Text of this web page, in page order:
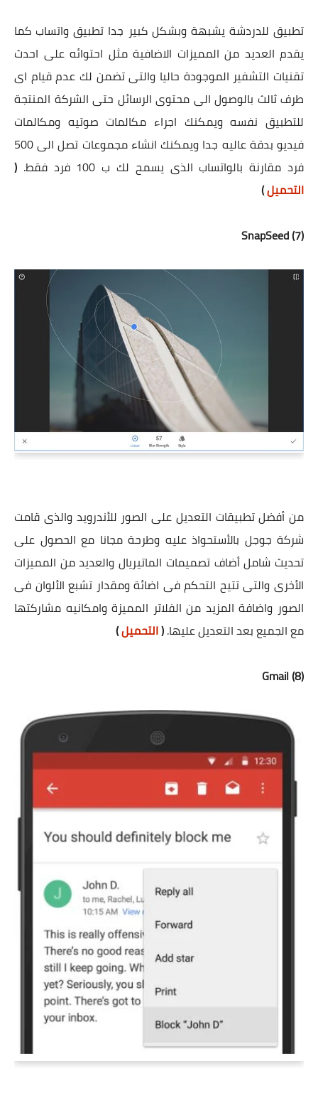
تطبيق للدردشة يشبهة وبشكل كبير جدا تطبيق واتساب كما
يقدم العديد من المميزات الاضافية مثل احتوائه على احدث
تقنيات التشفير الموجودة حاليا والتى تضمن لك عدم قيام اى
طرف ثالث بالوصول الى محتوى الرسائل حتى الشركة المنتجة
للتطبيق نفسه ويمكنك اجراء مكالمات صوتيه ومكالمات
فيديو بدقة عاليه جدا ويمكنك انشاء مجموعات تصل الى 500
فرد مقارنة بالواتساب الذى يسمح لك ب 100 فرد فقط.
(
التحميل)
(7) SnapSeed
من أفضل تطبيقات التعديل على الصور للأندرويد والذى قامت
شركة جوجل بالأستحواذ عليه وطرحة مجانا مع الحصول على
تحديث شامل أضاف تصميمات الماتيريال والعديد من المميزات
الأخرى والتى تتيح التحكم فى اضائة ومقدار تشبع الألوان فى
الصور واضافة المزيد من الفلاتر المميزة وامكانيه مشاركتها
مع الجميع بعد التعديل عليها.(التحميل)
(8) Gmail